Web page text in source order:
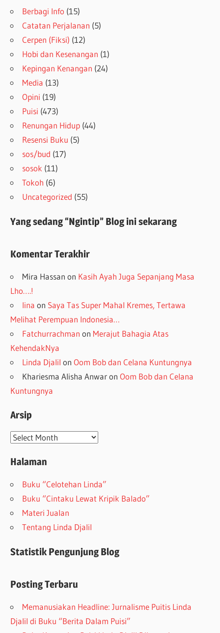
Berbagi Info (15)
Catatan Perjalanan (5)
Cerpen (Fiksi) (12)
Hobi dan Kesenangan (1)
Kepingan Kenangan (24)
Media (13)
Opini (19)
Puisi (473)
Renungan Hidup (44)
Resensi Buku (5)
sos/bud (17)
sosok (11)
Tokoh (6)
Uncategorized (55)
Yang sedang “Ngintip” Blog ini sekarang
Komentar Terakhir
Mira Hassan on Kasih Ayah Juga Sepanjang Masa
Lho….!
lina on Saya Tas Super Mahal Kremes, Tertawa
Melihat Perempuan Indonesia…
Fatchurrachman on Merajut Bahagia Atas
KehendakNya
Linda Djalil onOom Bob dan Celana Kuntungnya
Khariesma Alisha AnwaronOom Bob dan Celana
Kuntungnya
Arsip
Arsip
Halaman
Buku “Celotehan Linda”
Buku “Cintaku Lewat Kripik Balado”
Materi Jualan
Tentang Linda Djalil
Statistik Pengunjung Blog
Posting Terbaru
Memanusiakan Headline: Jurnalisme Puitis Linda
Djalil di Buku “Berita Dalam Puisi”